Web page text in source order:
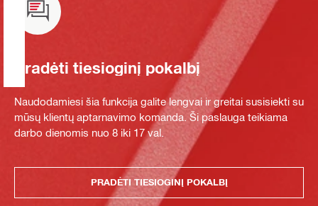
Pradėti tiesioginį pokalbį
Naudodamiesi šia funkcija galite lengvai ir greitai susisiekti su
mūsų klientų aptarnavimo komanda. Ši paslauga teikiama
darbo dienomis nuo 8 iki 17 val.
PRADĖTI TIESIOGINĮ POKALBĮ